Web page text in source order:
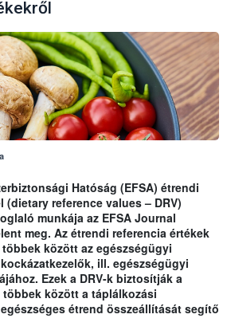
Hatóság (EFSA) étrendi
(dietary reference values – DRV)
munkája az EFSA Journal
meg. Az étrendi referencia értékek
között az egészségügyi
ill. egészségügyi
Ezek a DRV-k biztosítják a
között a táplálkozási
étrend összeállítását segítő